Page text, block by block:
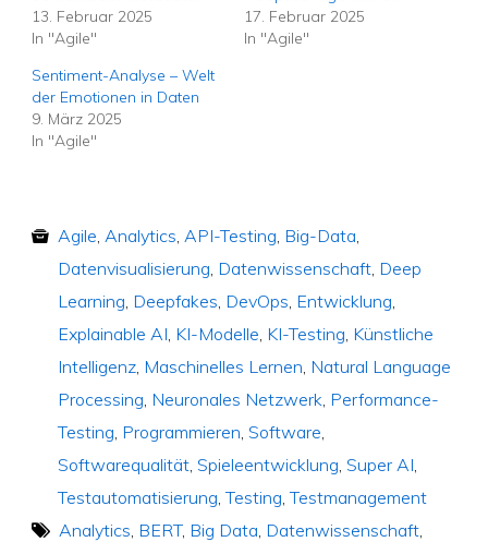
13. Februar 2025
In "Agile"
17. Februar 2025
In "Agile"
Sentiment-Analyse – Welt
der Emotionen in Daten
9. März 2025
In "Agile"
Agile Analytics API-Testing Big-Data
Datenvisualisierung Datenwissenschaft, Deep
Learning Deepfakes DevOps Entwicklung
Explainable AI KI-Modelle KI-Testing Künstliche
Intelligenz, Maschinelles Lernen Natural Language
Processing Neuronales Netzwerk Performance-
Testing Programmieren Software
Softwarequalität, Spieleentwicklung Super AI
Testautomatisierung ,Testing ,Testmanagement
Analytics BERT, Big Data Datenwissenschaft,